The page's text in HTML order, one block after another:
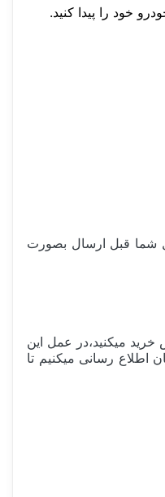
خود را پیدا کنید.
شما قبل ارسال بصورت
میکنید،در عمل این
اطلاع رسانی میکنیم تا